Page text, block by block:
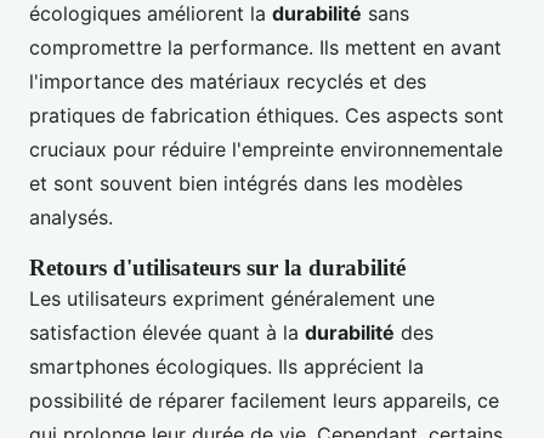
écologiques améliorent la durabilité sans
compromettre la performance. Ils mettent en avant
l'importance des matériaux recyclés et des
pratiques de fabrication éthiques. Ces aspects sont
cruciaux pour réduire l'empreinte environnementale
et sont souvent bien intégrés dans les modèles
analysés.
Retours d'utilisateurs sur la durabilité
Les utilisateurs expriment généralement une
satisfaction élevée quant à la durabilité des
smartphones écologiques. Ils apprécient la
possibilité de réparer facilement leurs appareils, ce